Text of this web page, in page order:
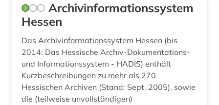
formalkatalogisierung (2)
forschungsbibliothek (2)
forschungsbibliothek gotha (1)
Archivinformationssystem
Hessen
Das Archivinformationssystem Hessen (bis
2014: Das Hessische Archiv-Dokumentations-
und Informationssystem - HADIS) enthält
Kurzbeschreibungen zu mehr als 270
Hessischen Archiven (Stand: Sept. 2005), sowie
die (teilweise unvollständigen)